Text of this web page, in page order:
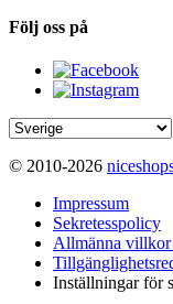
Följ oss på
© 2010-2026
Impressum
Sekretesspolicy
Allmänna villkor
Inställningar för